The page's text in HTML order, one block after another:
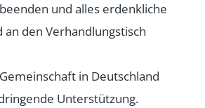
und alles erdenkliche
an den Verhandlungstisch
in Deutschland
Unterstützung.